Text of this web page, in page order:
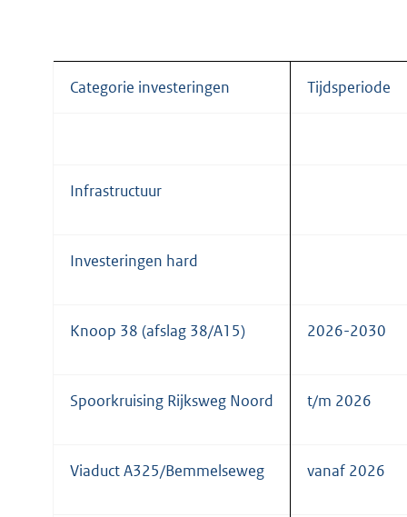
Categorie investeringen Tijdsperiode
Infrastructuur
Investeringen hard
Knoop 38 (afslag 38/A15) 2026-2030
Spoorkruising Rijksweg Noord t/m 2026
Viaduct A325/Bemmelseweg vanaf 2026